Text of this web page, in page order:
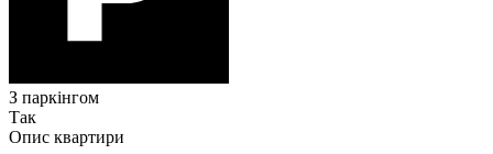
З паркінгом
Так
Опис квартири